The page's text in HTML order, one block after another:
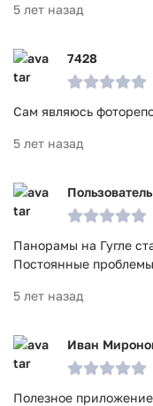
5 лет назад
7428
Сам являюсь
5 лет назад
Панорамы на Гугле
Постоянные
5 лет назад
Иван
Полезное